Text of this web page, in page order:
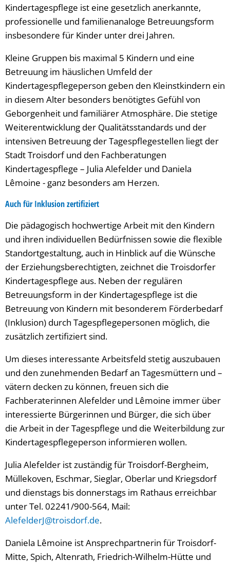
Kindertagespflege ist eine gesetzlich anerkannte,
professionelle und familienanaloge Betreuungsform
insbesondere für Kinder unter drei Jahren.
Kleine Gruppen bis maximal 5 Kindern und eine
Betreuung im häuslichen Umfeld der
Kindertagespflegeperson geben den Kleinstkindern ein
in diesem Alter besonders benötigtes Gefühl von
Geborgenheit und familiärer Atmosphäre. Die stetige
Weiterentwicklung der Qualitätsstandards und der
intensiven Betreuung der Tagespflegestellen liegt der
Stadt Troisdorf und den Fachberatungen
Kindertagespflege – Julia Alefelder und Daniela
Lêmoine - ganz besonders am Herzen.
Auch für Inklusion zertifiziert
Die pädagogisch hochwertige Arbeit mit den Kindern
und ihren individuellen Bedürfnissen sowie die flexible
Standortgestaltung, auch in Hinblick auf die Wünsche
der Erziehungsberechtigten, zeichnet die Troisdorfer
Kindertagespflege aus. Neben der regulären
Betreuungsform in der Kindertagespflege ist die
Betreuung von Kindern mit besonderem Förderbedarf
(Inklusion) durch Tagespflegepersonen möglich, die
zusätzlich zertifiziert sind.
Um dieses interessante Arbeitsfeld stetig auszubauen
und den zunehmenden Bedarf an Tagesmüttern und –
vätern decken zu können, freuen sich die
Fachberaterinnen Alefelder und Lêmoine immer über
interessierte Bürgerinnen und Bürger, die sich über
die Arbeit in der Tagespflege und die Weiterbildung zur
Kindertagespflegeperson informieren wollen.
Julia Alefelder ist zuständig für Troisdorf-Bergheim,
Müllekoven, Eschmar, Sieglar, Oberlar und Kriegsdorf
und dienstags bis donnerstags im Rathaus erreichbar
unter Tel. 02241/900-564, Mail:
AlefelderJ@troisdorf.de.
Daniela Lêmoine ist Ansprechpartnerin für Troisdorf-
Mitte, Spich, Altenrath, Friedrich-Wilhelm-Hütte und